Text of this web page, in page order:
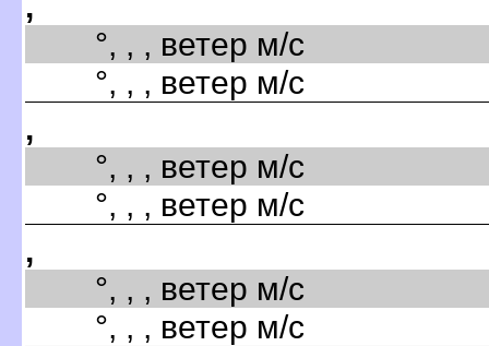
°, , , ветер м/с
°, , , ветер м/с
,
°, , , ветер м/с
°, , , ветер м/с
,
°, , , ветер м/с
°, , , ветер м/с